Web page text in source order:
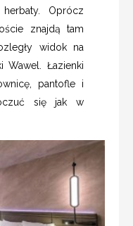
Oprócz
znajdą tam
widok na
Wawel. Łazienki
pantofle i
się jak w